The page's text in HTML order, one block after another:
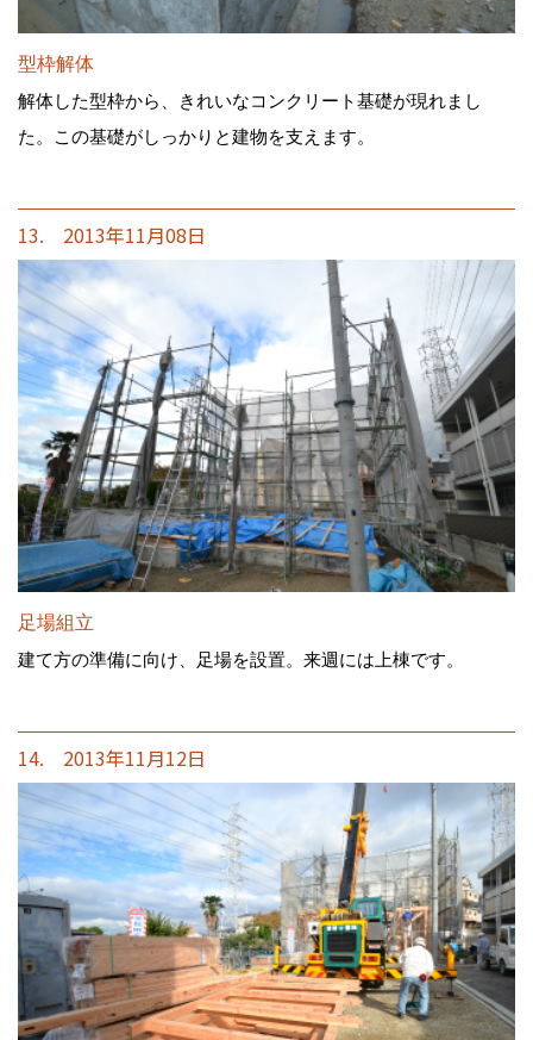
型枠解体
解体した型枠から、きれいなコンクリート基礎が現れまし
た。この基礎がしっかりと建物を支えます。
13. 2013年11月08日
足場組立
建て方の準備に向け、足場を設置。来週には上棟です。
14. 2013年11月12日